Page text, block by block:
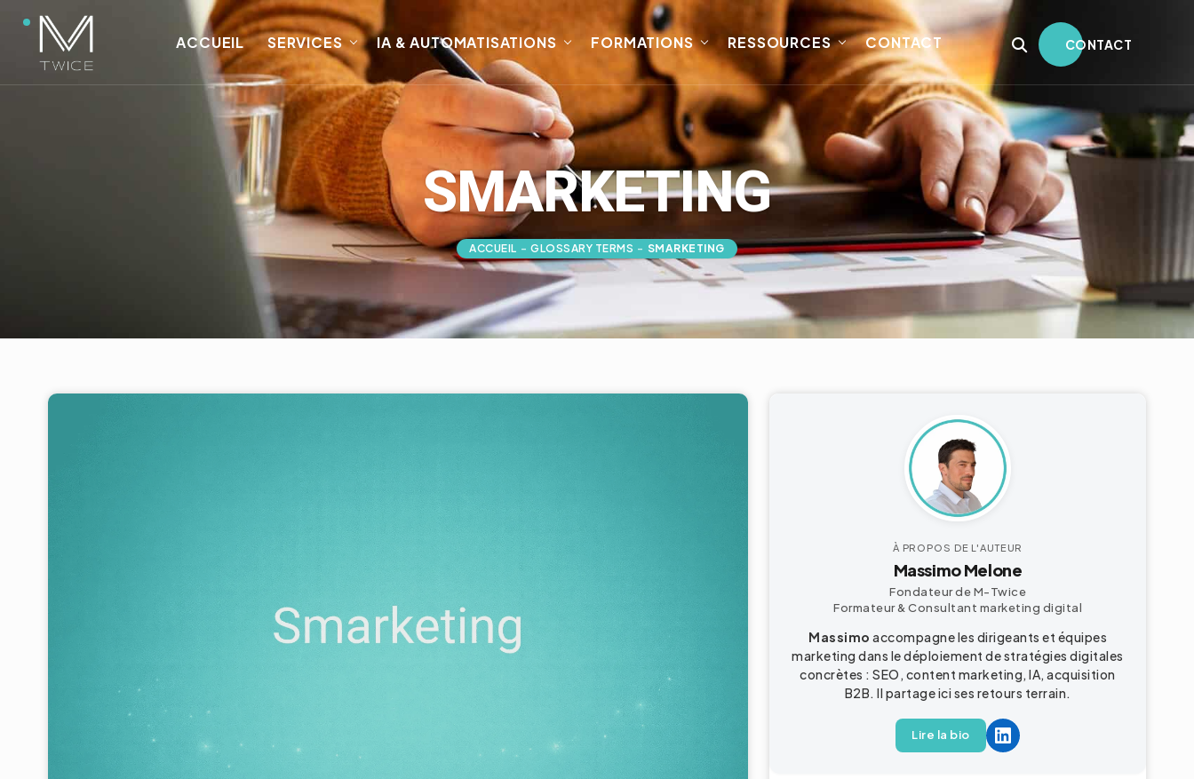
ACCUEIL SERVICES IA & AUTOMATISATIONS FORMATIONS RESSOURCES CONTACT CONTACT
SMARKETING
ACCUEIL - GLOSSARY TERMS - SMARKETING
À PROPOS DE L'AUTEUR
Massimo Melone
Fondateur de M-Twice
Formateur & Consultant marketing digital
Massimo accompagne les dirigeants et équipes
marketing dans le déploiement de stratégies digitales
concrètes : SEO, content marketing, IA, acquisition
B2B. Il partage ici ses retours terrain.
Lire la bio